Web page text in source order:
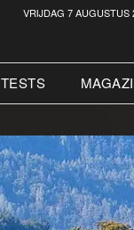
VRIJDAG 7 AUGUSTUS
TESTS